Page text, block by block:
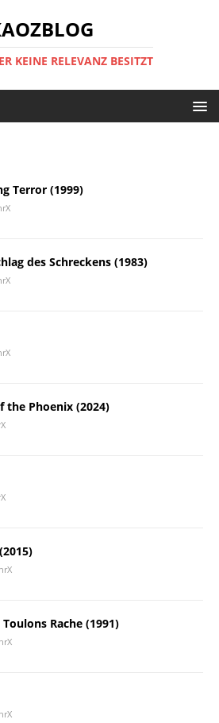
KEINE RELEVANZ BESITZT
Terror (1999)
des Schreckens (1983)
the Phoenix (2024)
Rache (1991)